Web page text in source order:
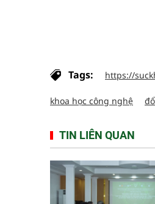
Tags: https://
khoa học công nghệ
TIN LIÊN QUAN